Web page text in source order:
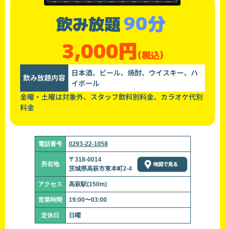
飲み放題90分
3,000円(税込)
飲み放題内容
日本酒、ビール、焼酎、ウイスキー、ハ
イボール
金曜・土曜は対象外、スタッフ飲料別料金、カラオケ代別
料金
電話番号 0293-22-1058
所在地
〒318-0014
茨城県高萩市東本町2-4
アクセス 高萩駅(150m)
営業時間 19:00〜03:00
定休日 日曜